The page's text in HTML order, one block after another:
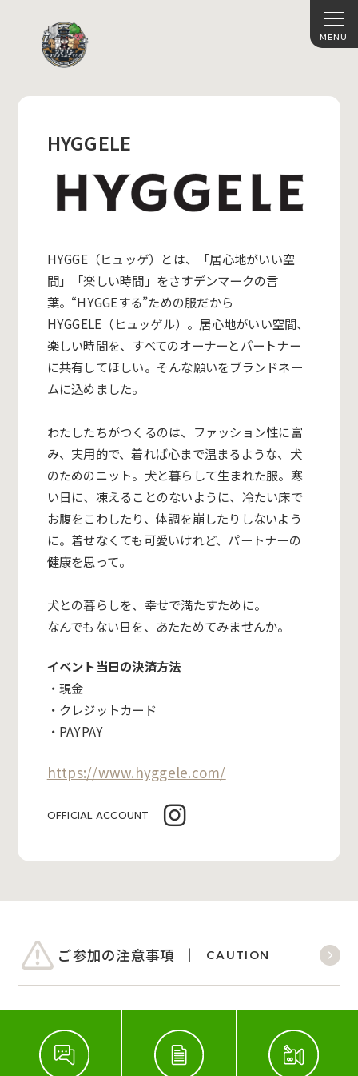
HYGGELE
HYGGE（ヒュッゲ）とは、「居心地がいい空
間」「楽しい時間」をさすデンマークの言
葉。“HYGGEする”ための服だから
HYGGELE（ヒュッゲル）。 居心地がいい空間、
楽しい時間を、 すべてのオーナーとパートナー
に共有してほしい。 そんな願いをブランドネー
ムに込めました。
わたしたちがつくるのは、ファッション性に富
み、実用的で、着れば心まで温まるような、犬
のためのニット。 犬と暮らして生まれた服。寒
い日に、凍えることのないように、 冷たい床で
お腹をこわしたり、体調を崩したりしないよう
に。着せなくても可愛いけれど、パートナーの
健康を思って。
犬との暮らしを、幸せで満たすために。
なんでもない日を、あたためてみませんか。
イベント当日の決済方法
・現金
・クレジットカード
・PAYPAY
https://www.hyggele.com/
OFFICIAL ACCOUNT
ご参加の注意事項 CAUTION